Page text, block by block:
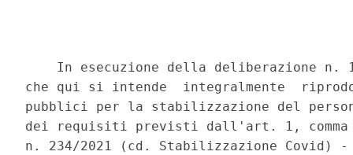
In esecuzione della deliberazione n.
che qui si intende  integralmente
pubblici per la stabilizzazione del
dei requisiti previsti dall'art. 1,
n. 234/2021 (cd. Stabilizzazione